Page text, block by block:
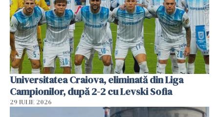
Universitatea Craiova, eliminată din Liga
Campionilor, după 2-2 cu Levski Sofia
29 IULIE 2026